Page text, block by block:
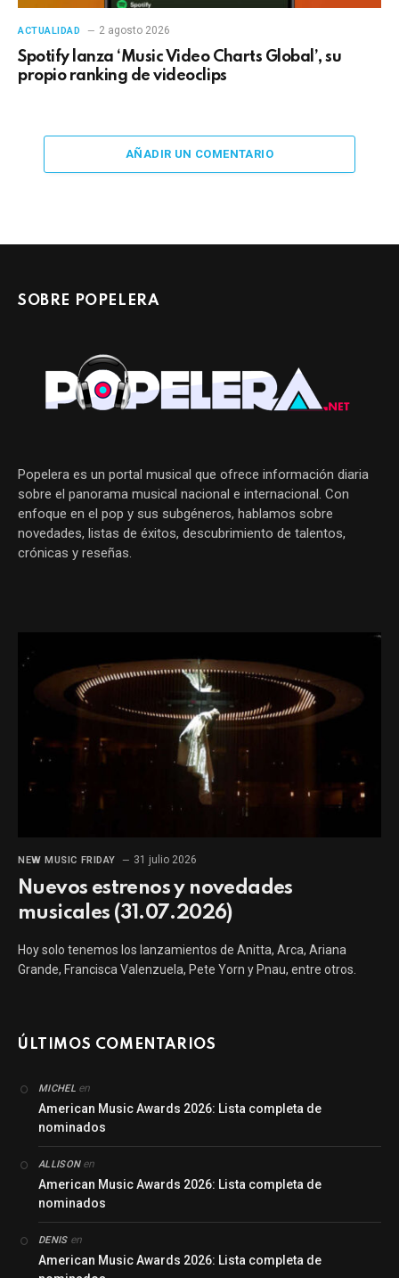
ACTUALIDAD 2 agosto 2026
Spotify lanza ‘Music Video Charts Global’, su
propio ranking de videoclips
AÑADIR UN COMENTARIO
SOBRE POPELERA
Popelera es un portal musical que ofrece información diaria
sobre el panorama musical nacional e internacional. Con
enfoque en el pop y sus subgéneros, hablamos sobre
novedades, listas de éxitos, descubrimiento de talentos,
crónicas y reseñas.
NEW MUSIC FRIDAY 31 julio 2026
Nuevos estrenos y novedades
musicales (31.07.2026)
Hoy solo tenemos los lanzamientos de Anitta, Arca, Ariana
Grande, Francisca Valenzuela, Pete Yorn y Pnau, entre otros.
ÚLTIMOS COMENTARIOS
MICHEL en
American Music Awards 2026: Lista completa de
nominados
ALLISONen
American Music Awards 2026: Lista completa de
nominados
DENISen
American Music Awards 2026: Lista completa de